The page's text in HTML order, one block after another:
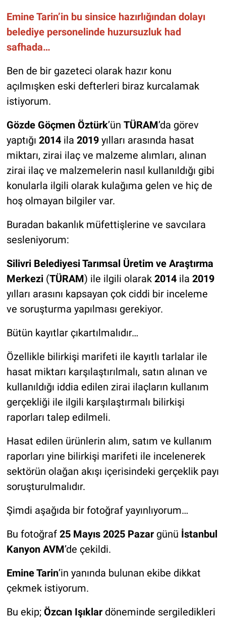
Emine Tarin’in bu sinsice hazırlığından dolayı
belediye personelinde huzursuzluk had
safhada…
Ben de bir gazeteci olarak hazır konu
açılmışken eski defterleri biraz kurcalamak
istiyorum.
Gözde Göçmen Öztürk’ün TÜRAM’da görev
yaptığı 2014ila 2019 yılları arasında hasat
miktarı, zirai ilaç ve malzeme alımları, alınan
zirai ilaç ve malzemelerin nasıl kullanıldığı gibi
konularla ilgili olarak kulağıma gelen ve hiç de
hoş olmayan bilgiler var.
Buradan bakanlık müfettişlerine ve savcılara
sesleniyorum:
Silivri Belediyesi Tarımsal Üretim ve Araştırma
Merkezi(TÜRAM) ile ilgili olarak 2014 ila 2019
yılları arasını kapsayan çok ciddi bir inceleme
ve soruşturma yapılması gerekiyor.
Bütün kayıtlar çıkartılmalıdır…
Özellikle bilirkişi marifeti ile kayıtlı tarlalar ile
hasat miktarı karşılaştırılmalı, satın alınan ve
kullanıldığı iddia edilen zirai ilaçların kullanım
gerçekliği ile ilgili karşılaştırmalı bilirkişi
raporları talep edilmeli.
Hasat edilen ürünlerin alım, satım ve kullanım
raporları yine bilirkişi marifeti ile incelenerek
sektörün olağan akışı içerisindeki gerçeklik payı
soruşturulmalıdır.
Şimdi aşağıda bir fotoğraf yayınlıyorum…
Bu fotoğraf 25 Mayıs 2025 Pazar günü İstanbul
Kanyon AVM’de çekildi.
Emine Tarin’in yanında bulunan ekibe dikkat
çekmek istiyorum.
Bu ekip; Özcan Işıklardöneminde sergiledikleri